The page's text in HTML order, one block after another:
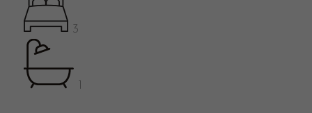
3
1